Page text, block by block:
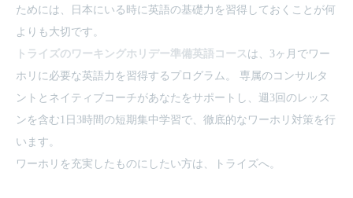
ためには、日本にいる時に英語の基礎力を習得しておくことが何
よりも大切です。
トライズのワーキングホリデー準備英語コース は、3ヶ月でワー
ホリに必要な英語力を習得するプログラム。 専属のコンサルタ
ントとネイティブコーチがあなたをサポートし、週3回のレッス
ンを含む1日3時間の短期集中学習で、徹底的なワーホリ対策を行
います。
ワーホリを充実したものにしたい方は、トライズへ。